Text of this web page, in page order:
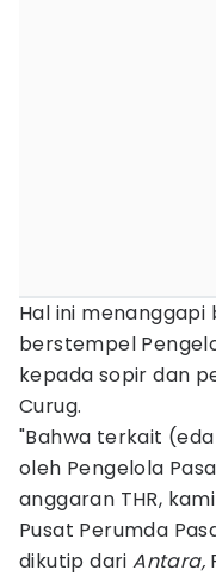
Hal ini
berstempel
kepada sopir dan
Curug.
"Bahwa terkait
oleh Pengelola
anggaran THR,
Pusat Perumda
dikutip dariAntara,